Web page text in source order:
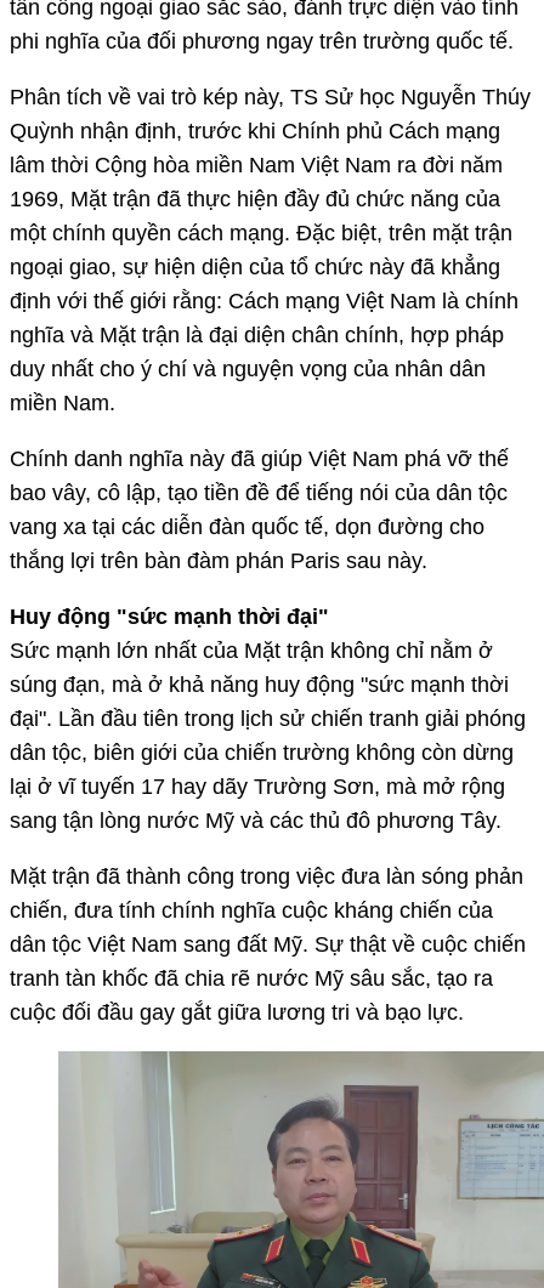
tấn công ngoại giao sắc sảo, đánh trực diện vào tính
phi nghĩa của đối phương ngay trên trường quốc tế.
Phân tích về vai trò kép này, TS Sử học Nguyễn Thúy
Quỳnh nhận định, trước khi Chính phủ Cách mạng
lâm thời Cộng hòa miền Nam Việt Nam ra đời năm
1969, Mặt trận đã thực hiện đầy đủ chức năng của
một chính quyền cách mạng. Đặc biệt, trên mặt trận
ngoại giao, sự hiện diện của tổ chức này đã khẳng
định với thế giới rằng: Cách mạng Việt Nam là chính
nghĩa và Mặt trận là đại diện chân chính, hợp pháp
duy nhất cho ý chí và nguyện vọng của nhân dân
miền Nam.
Chính danh nghĩa này đã giúp Việt Nam phá vỡ thế
bao vây, cô lập, tạo tiền đề để tiếng nói của dân tộc
vang xa tại các diễn đàn quốc tế, dọn đường cho
thắng lợi trên bàn đàm phán Paris sau này.
Huy động "sức mạnh thời đại"
Sức mạnh lớn nhất của Mặt trận không chỉ nằm ở
súng đạn, mà ở khả năng huy động "sức mạnh thời
đại". Lần đầu tiên trong lịch sử chiến tranh giải phóng
dân tộc, biên giới của chiến trường không còn dừng
lại ở vĩ tuyến 17 hay dãy Trường Sơn, mà mở rộng
sang tận lòng nước Mỹ và các thủ đô phương Tây.
Mặt trận đã thành công trong việc đưa làn sóng phản
chiến, đưa tính chính nghĩa cuộc kháng chiến của
dân tộc Việt Nam sang đất Mỹ. Sự thật về cuộc chiến
tranh tàn khốc đã chia rẽ nước Mỹ sâu sắc, tạo ra
cuộc đối đầu gay gắt giữa lương tri và bạo lực.